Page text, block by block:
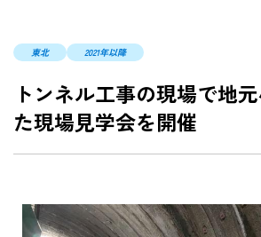
東北 2021年以降
トンネル工事の現場で地
た現場見学会を開催